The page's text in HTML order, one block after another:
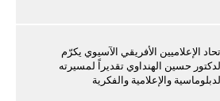
اتحاد الإعلاميين الأفريقي الآسيوي يكرّم
الدكتور حسين الهنداوي تقديراً لمسيرته
الدبلوماسية والإعلامية والفكرية